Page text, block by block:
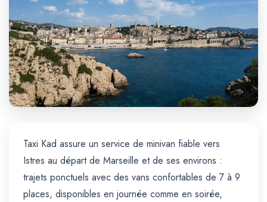
Taxi Kad assure un service de minivan fiable vers
Istres au départ de Marseille et de ses environs :
trajets ponctuels avec des vans confortables de 7 à 9
places, disponibles en journée comme en soirée,